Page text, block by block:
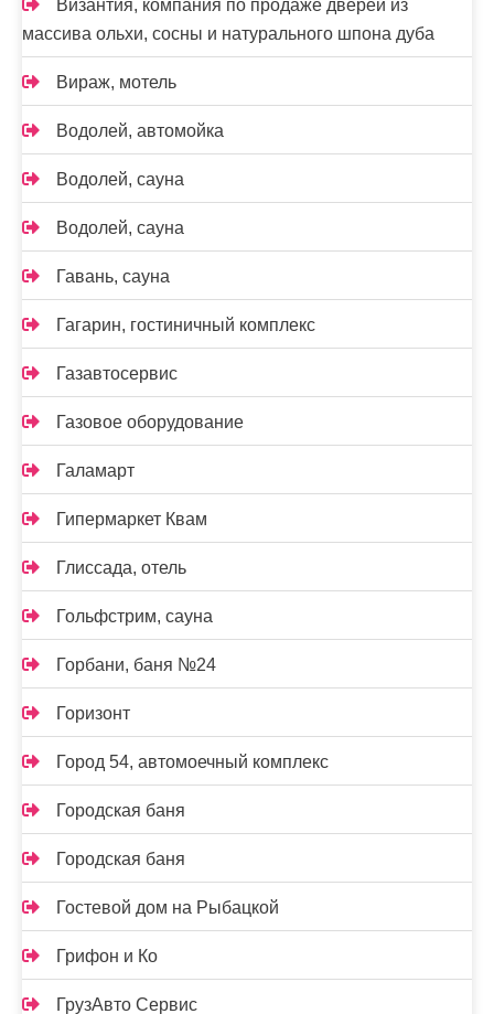
Византия, компания по продаже дверей из
массива ольхи, сосны и натурального шпона дуба
Вираж, мотель
Водолей, автомойка
Водолей, сауна
Водолей, сауна
Гавань, сауна
Гагарин, гостиничный комплекс
Газавтосервис
Газовое оборудование
Галамарт
Гипермаркет Квам
Глиссада, отель
Гольфстрим, сауна
Горбани, баня №24
Горизонт
Город 54, автомоечный комплекс
Городская баня
Городская баня
Гостевой дом на Рыбацкой
Грифон и Ко
ГрузАвто Сервис